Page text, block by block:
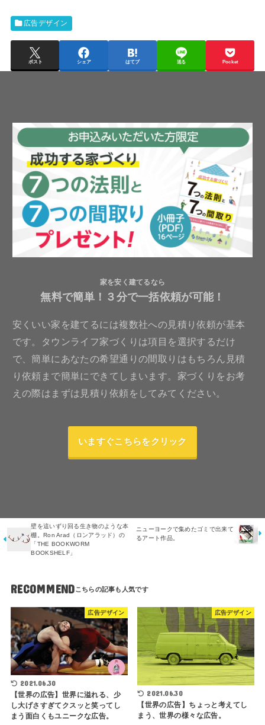
広告デザイン
ポスト シェア はてブ 送る Pocket
家を安く建てるなら
無料で簡単！３分で一括依頼が可能！
安くいい家を建てるには複数社への見積り依頼が基本
です。タウンライフ家づくりは項目を選択するだけ
で、簡単にあなたの希望通りの間取りはもちろん見積
り依頼まで簡単にできてしまいます。家づくりをお考
えの際はまずは見積り依頼をしてみてください。
いますぐこちらをクリック
壁を這いずり回る生き物のような本
棚。Ron Arad（ロンアラッド）の
「THE BOOKWORM
BOOKSHELF」
ニューヨークで集めたゴミで出来て
るアート作品。
RECOMMEND
広告デザイン
2021.06.30
【世界の広告】世界に溢れる、少
し大げさすぎてクスッと笑ってし
まう面白くもユニークな広告。
広告デザイン
2021.06.30
【世界の広告】ちょっと考えてし
まう、世界の様々な広告。